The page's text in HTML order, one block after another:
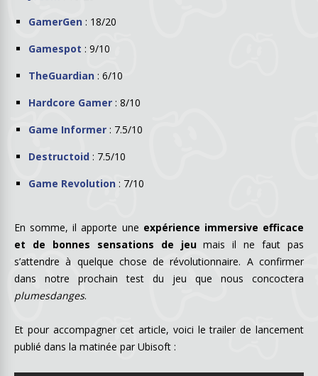
GamerGen : 18/20
Gamespot : 9/10
TheGuardian : 6/10
Hardcore Gamer : 8/10
Game Informer : 7.5/10
Destructoid : 7.5/10
Game Revolution : 7/10
En somme, il apporte une expérience immersive efficace
et de bonnes sensations de jeumais il ne faut pas
s’attendre à quelque chose de révolutionnaire. A confirmer
dans notre prochain test du jeu que nous concoctera
plumesdanges.
Et pour accompagner cet article, voici le trailer de lancement
publié dans la matinée par Ubisoft :